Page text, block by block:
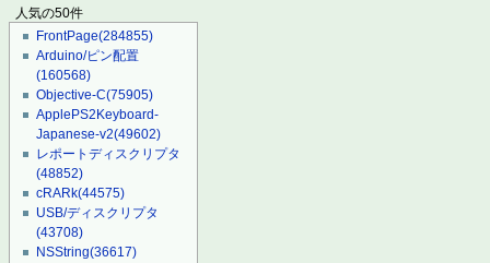
人気の50件
FrontPage(284855)
Arduino/ピン配置
(160568)
Objective-C(75905)
ApplePS2Keyboard-
Japanese-v2(49602)
レポートディスクリプタ
(48852)
cRARk(44575)
USB/ディスクリプタ
(43708)
NSString(36617)